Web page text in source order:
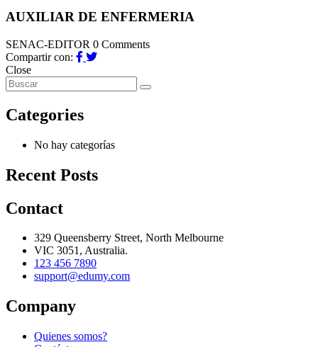
AUXILIAR DE ENFERMERIA
SENAC-EDITOR 0 Comments
Compartir con:
Close
Categories
No hay categorías
Recent Posts
Contact
329 Queensberry Street, North Melbourne
VIC 3051, Australia.
123 456 7890
support@edumy.com
Company
Quienes somos?